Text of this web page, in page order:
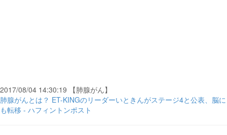
2017/08/04 14:30:19 【肺腺がん】
肺腺がんとは？ ET-KINGのリーダーいときんがステージ4と公表、脳に
も転移 - ハフィントンポスト